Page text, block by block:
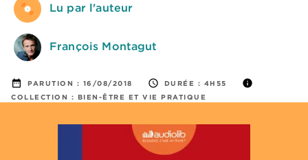
Lu par l'auteur
François Montagut
date_range PARUTION : 16/08/2018 access_time DURÉE : 4H55 info
COLLECTION : BIEN-ÊTRE ET VIE PRATIQUE